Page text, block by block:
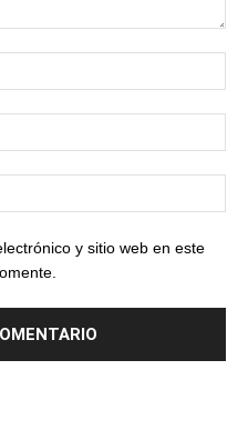
y sitio web en este